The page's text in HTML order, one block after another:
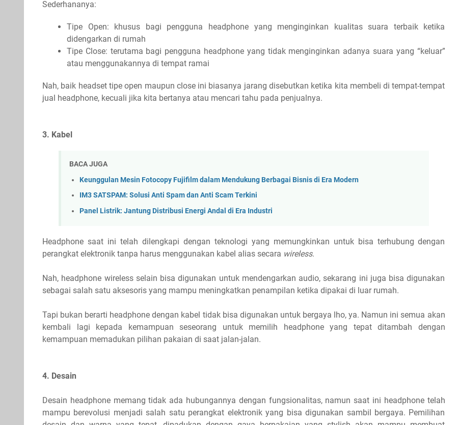
Sederhananya:
Tipe Open: khusus bagi pengguna headphone yang menginginkan kualitas suara terbaik ketika
didengarkan di rumah
Tipe Close: terutama bagi pengguna headphone yang tidak menginginkan adanya suara yang “keluar”
atau menggunakannya di tempat ramai
Nah, baik headset tipe open maupun close ini biasanya jarang disebutkan ketika kita membeli di tempat-tempat
jual headphone, kecuali jika kita bertanya atau mencari tahu pada penjualnya.
3. Kabel
BACA JUGA
Keunggulan Mesin Fotocopy Fujifilm dalam Mendukung Berbagai Bisnis di Era Modern
IM3 SATSPAM: Solusi Anti Spam dan Anti Scam Terkini
Panel Listrik: Jantung Distribusi Energi Andal di Era Industri
Headphone saat ini telah dilengkapi dengan teknologi yang memungkinkan untuk bisa terhubung dengan
perangkat elektronik tanpa harus menggunakan kabel alias secara wireless.
Nah, headphone wireless selain bisa digunakan untuk mendengarkan audio, sekarang ini juga bisa digunakan
sebagai salah satu aksesoris yang mampu meningkatkan penampilan ketika dipakai di luar rumah.
Tapi bukan berarti headphone dengan kabel tidak bisa digunakan untuk bergaya lho, ya. Namun ini semua akan
kembali lagi kepada kemampuan seseorang untuk memilih headphone yang tepat ditambah dengan
kemampuan memadukan pilihan pakaian di saat jalan-jalan.
4. Desain
Desain headphone memang tidak ada hubungannya dengan fungsionalitas, namun saat ini headphone telah
mampu berevolusi menjadi salah satu perangkat elektronik yang bisa digunakan sambil bergaya. Pemilihan